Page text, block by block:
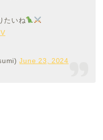
たいね
June 23, 2024